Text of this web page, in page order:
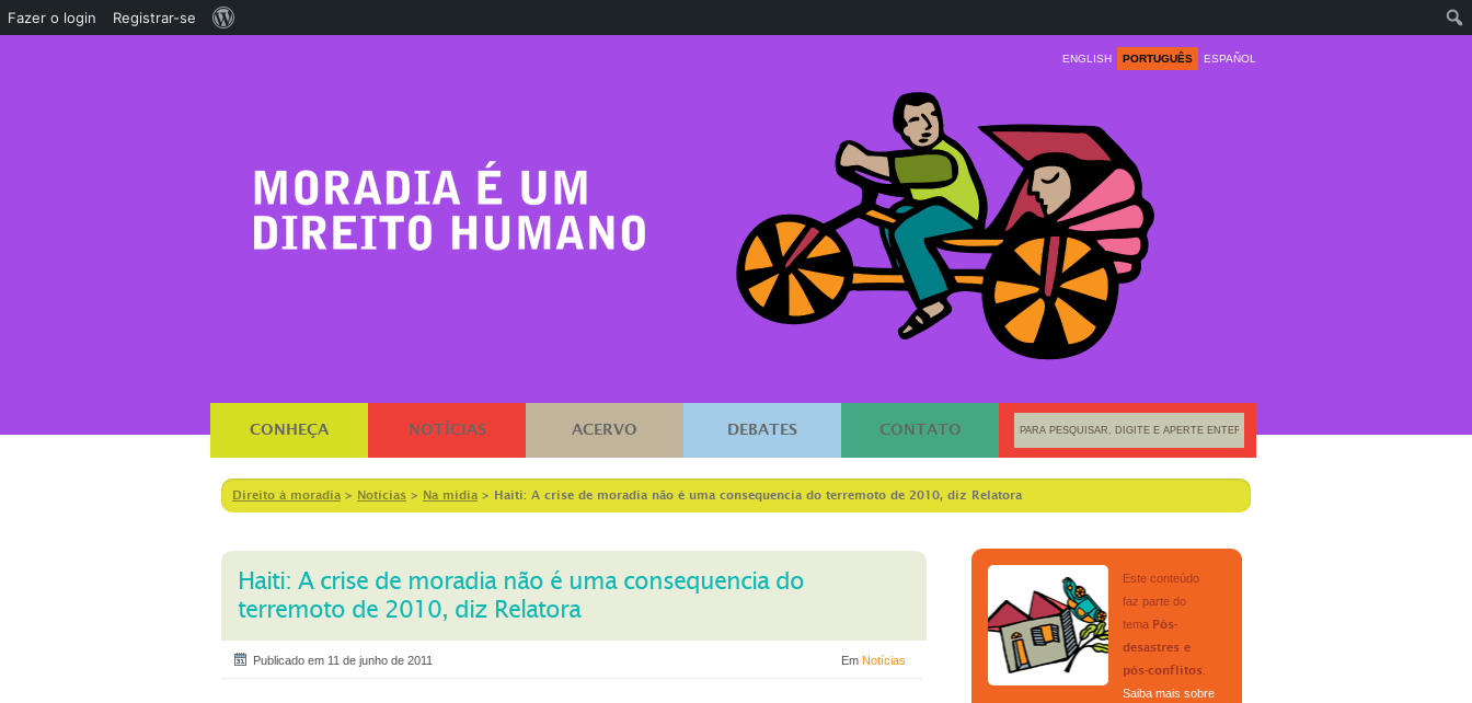
ENGLISH PORTUGUÊS ESPAÑOL
CONHEÇA NOTÍCIAS ACERVO DEBATES CONTATO
Direito à moradia > Notícias > Na mídia > Haiti: A crise de moradia não é uma consequencia do terremoto de 2010, diz Relatora
Haiti: A crise de moradia não é uma consequencia do
terremoto de 2010, diz Relatora
Publicado em 11 de junho de 2011 Em Notícias
Este conteúdo
faz parte do
tema Pós-
desastres e
pós-conflitos
Saiba mais sobre
Fazer o login Registrar-se